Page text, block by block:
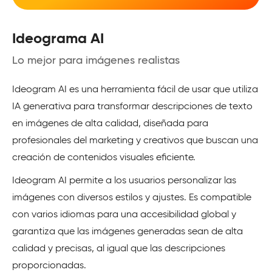
Ideograma AI
Lo mejor para imágenes realistas
Ideogram AI es una herramienta fácil de usar que utiliza
IA generativa para transformar descripciones de texto
en imágenes de alta calidad, diseñada para
profesionales del marketing y creativos que buscan una
creación de contenidos visuales eficiente.
Ideogram AI permite a los usuarios personalizar las
imágenes con diversos estilos y ajustes. Es compatible
con varios idiomas para una accesibilidad global y
garantiza que las imágenes generadas sean de alta
calidad y precisas, al igual que las descripciones
proporcionadas.